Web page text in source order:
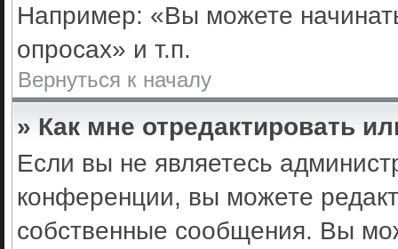
Например: «Вы можете
опросах» и т.п.
Вернуться к началу
» Как мне отредактировать
Если вы не являетесь
конференции, вы можете
собственные сообщения. Вы